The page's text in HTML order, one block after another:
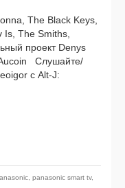
The Black Keys,
The Smiths,
про­ект Denys
Слушайте/
с Alt‑J:
panasonic smart tv,